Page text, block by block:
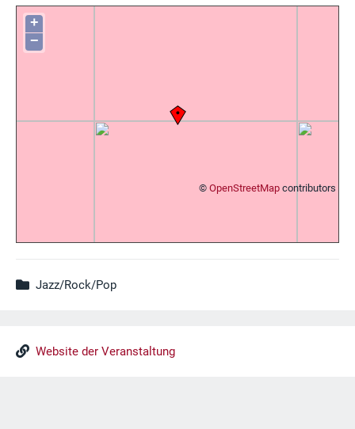
+
−
© OpenStreetMap contributors
Jazz/Rock/Pop
Website der Veranstaltung